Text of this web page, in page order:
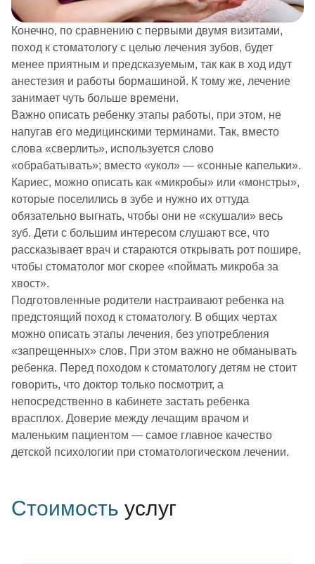
Конечно, по сравнению с первыми двумя визитами,
поход к стоматологу с целью лечения зубов, будет
менее приятным и предсказуемым, так как в ход идут
анестезия и работы бормашиной. К тому же, лечение
занимает чуть больше времени.
Важно описать ребенку этапы работы, при этом, не
напугав его медицинскими терминами. Так, вместо
слова «сверлить», используется слово
«обрабатывать»; вместо «укол» — «сонные капельки».
Кариес, можно описать как «микробы» или «монстры»,
которые поселились в зубе и нужно их оттуда
обязательно выгнать, чтобы они не «скушали» весь
зуб. Дети с большим интересом слушают все, что
рассказывает врач и стараются открывать рот пошире,
чтобы стоматолог мог скорее «поймать микроба за
хвост».
Подготовленные родители настраивают ребенка на
предстоящий поход к стоматологу. В общих чертах
можно описать этапы лечения, без употребления
«запрещенных» слов. При этом важно не обманывать
ребенка. Перед походом к стоматологу детям не стоит
говорить, что доктор только посмотрит, а
непосредственно в кабинете застать ребенка
врасплох. Доверие между лечащим врачом и
маленьким пациентом — самое главное качество
детской психологии при стоматологическом лечении.
Стоимость услуг